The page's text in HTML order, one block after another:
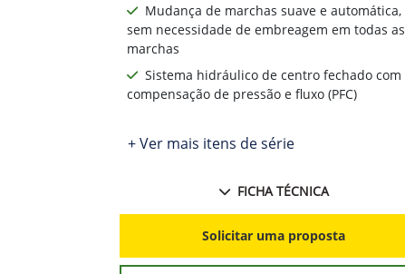
Mudança de marchas suave e automática,
sem necessidade de embreagem em todas as
marchas
Sistema hidráulico de centro fechado com
compensação de pressão e fluxo (PFC)
+ Ver mais itens de série
FICHA TÉCNICA
Solicitar uma proposta